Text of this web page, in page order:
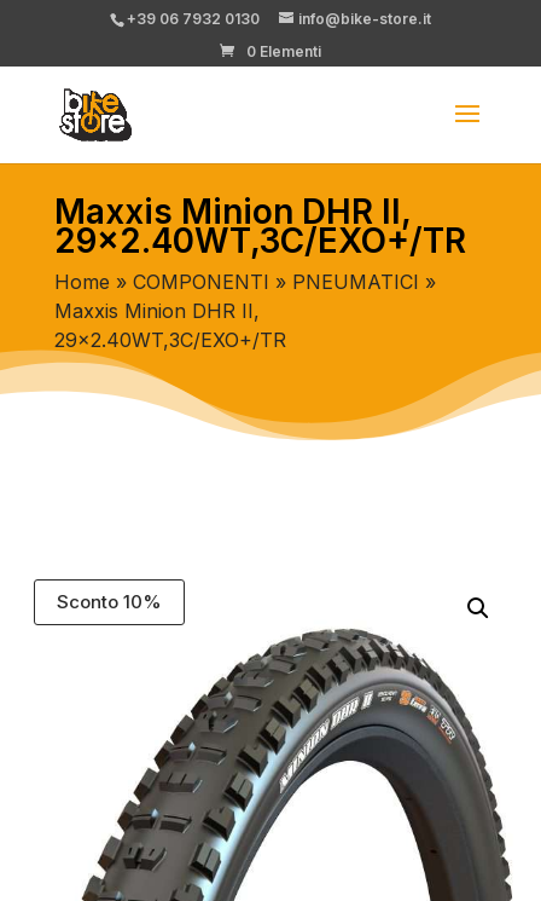
+39 06 7932 0130
info@bike-store.it
0 Elementi
Maxxis Minion DHR II,
29×2.40WT,3C/EXO+/TR
Home » COMPONENTI » PNEUMATICI »
Maxxis Minion DHR II,
29×2.40WT,3C/EXO+/TR
Sconto 10%